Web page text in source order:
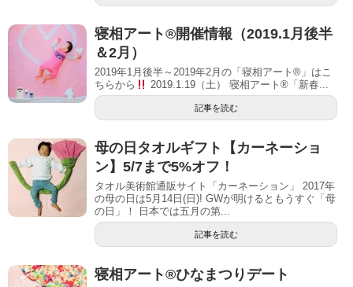
寝相アート®開催情報（2019.1月後半
＆2月）
2019年1月後半～2019年2月の「寝相アート®」はこ
ちらから
2019.1.19（土） 寝相アート®「新春...
記事を読む
母の日タオルギフト【カーネーショ
ン】5/7まで5%オフ！
タオル美術館通販サイト「カーネーション」 2017年
の母の日は5月14日(日)! GWが明けるともうすぐ「母
の日」！ 日本では五月の第...
記事を読む
寝相アート®︎ひなまつりデート